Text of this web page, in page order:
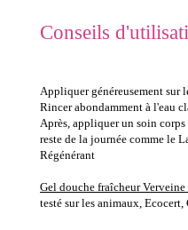
Conseils
Appliquer généreusement sur
Rincer abondamment à l'eau
Après, appliquer un soin
reste de la journée comme le
Régénérant
Gel douche fraîcheur
testé sur les animaux, Ecocert,